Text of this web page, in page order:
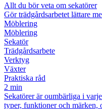
Allt du bör veta om sekatörer
Gör trädgårdsarbetet lättare
Möblering
Möblering
Sekatör
Trädgårdsarbete
Verktyg
Växter
Praktiska råd
2 min
Sekatörer är oumbärliga i
typer, funktioner och